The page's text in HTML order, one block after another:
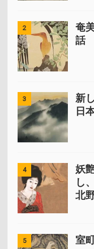
2
奄
話
3
新
日
4
妖
し
北
5 室